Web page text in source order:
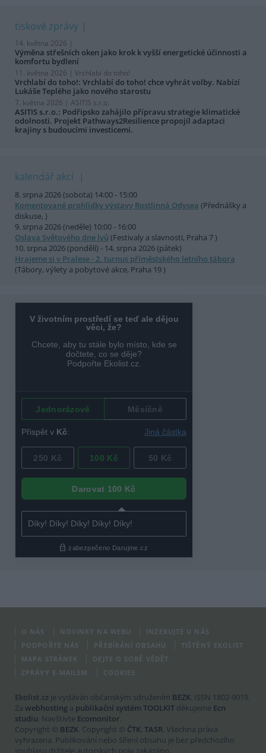
tiskové zprávy
14. května 2026 |
Výměna střešních oken jako krok k vyšší energetické účinnosti a
komfortu bydlení
11. května 2026 | Vrchlabí do toho!
Vrchlabí do toho!: Vrchlabí do toho! chce vyhrát volby. Nabízí
Lukáše Teplého jako nového starostu
7. května 2026 | ASITIS s.r.o.
ASITIS s.r.o.: Podřipsko zahájilo přípravu strategie klimatické
odolnosti. Projekt Pathways2Resilience propojil adaptaci
krajiny s budoucími investicemi.
kalendář akcí
8. srpna 2026 (sobota) 14:00 - 15:00
Komentované prohlídky výstavy Rostlinná Odysea (Přednášky a
diskuse, )
9. srpna 2026 (neděle) 10:00 - 16:00
Oslava Světového dne lvů (Festivaly a slavnosti, Praha 7 )
10. srpna 2026 (pondělí) - 14. srpna 2026 (pátek)
Hrajeme si v Pralese - 2. turnus příměstského letního tábora
(Tábory, výlety a pobytové akce, Praha 19 )
O NÁS NOVINKY NA WEBU
INZERUJTE U NÁS
PODPOŘTE NÁS
PŘEBÍRÁNÍ OBSAHU
TIŠTĚNÝ EKOLIST
MAPA STRÁNEK
DEJTE O SOBĚ VĚDĚT
ZPRÁVY E-MAILEM
COOKIES
Ekolist.cz je vydáván občanským sdružením BEZK. ISSN 1802-9019.
Za webhosting a publikační systém TOOLKIT děkujeme Ecn
studiu. Navštivte Ecomonitor.
Copyright © BEZK. Copyright © ČTK, TASR. Všechna práva
vyhrazena. Publikování nebo šíření obsahu je bez předchozího
souhlasu držitele autorských práv zakázáno.